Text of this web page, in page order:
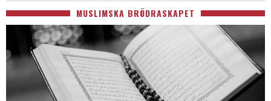
MUSLIMSKA BRÖDRASKAPET